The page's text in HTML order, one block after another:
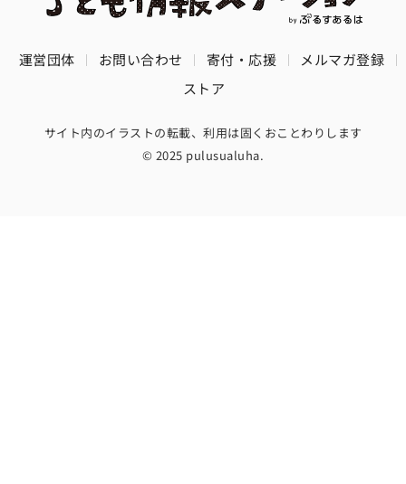
運営団体 お問い合わせ 寄付・応援
メルマガ登録
ストア
サイト内のイラストの転載、利用は固くおことわりします
© 2025 pulusualuha.